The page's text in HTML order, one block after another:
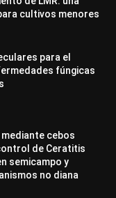
cultivos menores
para el
fúngicas
mediante cebos
de Ceratitis
semicampo y
no diana